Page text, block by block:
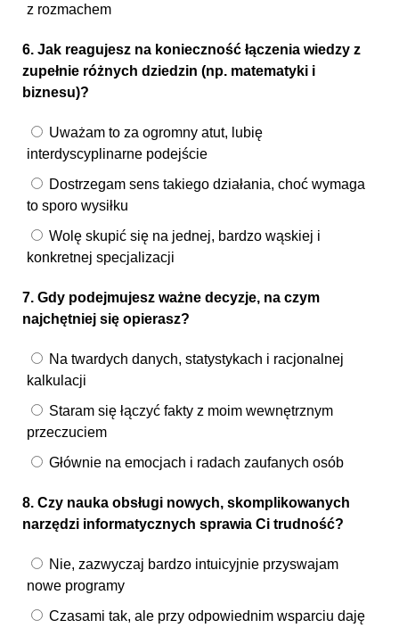
z rozmachem
6. Jak reagujesz na konieczność łączenia wiedzy z
zupełnie różnych dziedzin (np. matematyki i
biznesu)?
Uważam to za ogromny atut, lubię
interdyscyplinarne podejście
Dostrzegam sens takiego działania, choć wymaga
to sporo wysiłku
Wolę skupić się na jednej, bardzo wąskiej i
konkretnej specjalizacji
7. Gdy podejmujesz ważne decyzje, na czym
najchętniej się opierasz?
Na twardych danych, statystykach i racjonalnej
kalkulacji
Staram się łączyć fakty z moim wewnętrznym
przeczuciem
Głównie na emocjach i radach zaufanych osób
8. Czy nauka obsługi nowych, skomplikowanych
narzędzi informatycznych sprawia Ci trudność?
Nie, zazwyczaj bardzo intuicyjnie przyswajam
nowe programy
Czasami tak, ale przy odpowiednim wsparciu daję